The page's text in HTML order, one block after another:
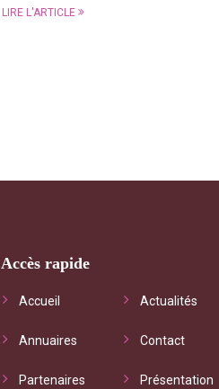
LIRE L'ARTICLE
Accès rapide
Accueil Actualités
Annuaires Contact
Partenaires Présentation
"Le Guichet d'informations
les services adéquats à vos